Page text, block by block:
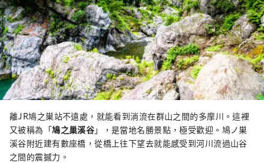
離JR鳩之巣站不遠處，就能看到淌流在群山之間的多摩川。這裡
又被稱為「鳩之巢溪谷」，是當地名勝景點，極受歡迎。鳩ノ巣
溪谷附近建有數座橋，從橋上往下望去就能感受到河川流過山谷
之間的震撼力。